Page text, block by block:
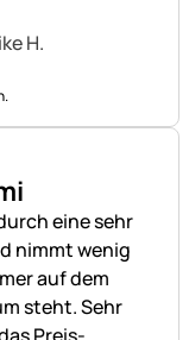
H.
eine sehr
nimmt wenig
auf dem
steht. Sehr